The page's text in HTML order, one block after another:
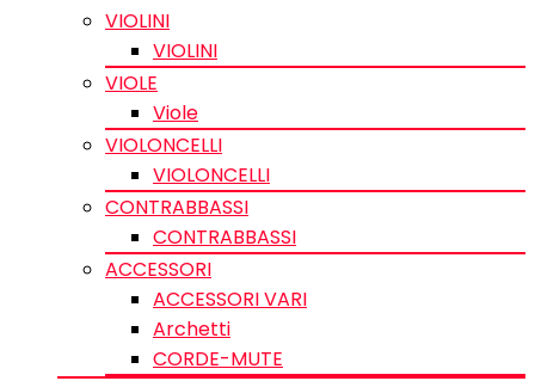
VIOLINI
VIOLINI
VIOLE
Viole
VIOLONCELLI
VIOLONCELLI
CONTRABBASSI
CONTRABBASSI
ACCESSORI
ACCESSORI VARI
Archetti
CORDE-MUTE